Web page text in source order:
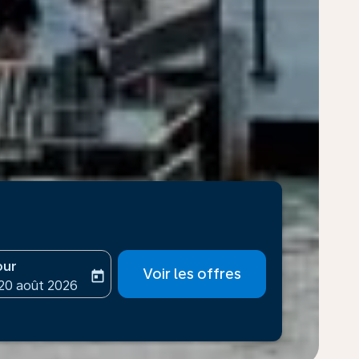
aria-labelreturn-date-aria-label
août 2026
today Voir les offres